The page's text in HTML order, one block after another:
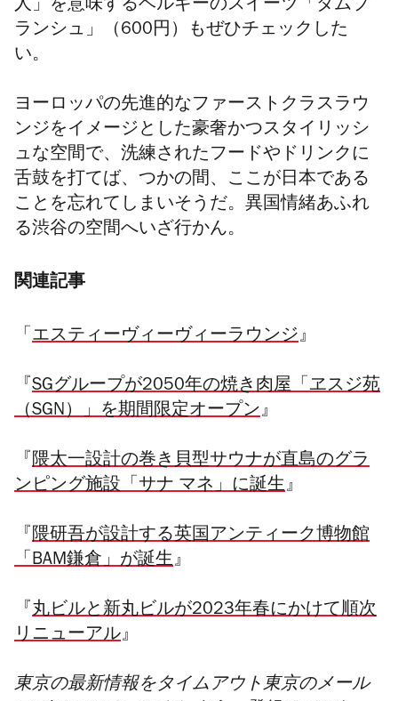
人」 を意味するベルギーのスイーツ「ダムブ
ランシュ」
（600円）もぜひチェックした
い。
ヨーロッパの先進的なファーストクラスラウ
ンジをイメージとした豪奢かつスタイリッシ
ュな空間で、洗練されたフードやドリンクに
舌鼓を打てば、つかの間、ここが日本である
ことを忘れてしまいそうだ。異国情緒あふれ
る渋谷の空間へいざ行かん。
関連記事
「 エスティーヴィーヴィーラウンジ』
『 SGグループが2050年の焼き肉屋「ヱスジ苑
（SGN）」を期間限定オープン』
『 隈太一設計の巻き貝型サウナが直島のグラ
ンピング施設「サナ マネ」に誕生』
『 隈研吾が設計する英国アンティーク博物館
「BAM鎌倉」が誕生』
『 丸ビルと新丸ビルが2023年春にかけて順次
リニューアル』
東京の最新情報をタイムアウト東京のメール